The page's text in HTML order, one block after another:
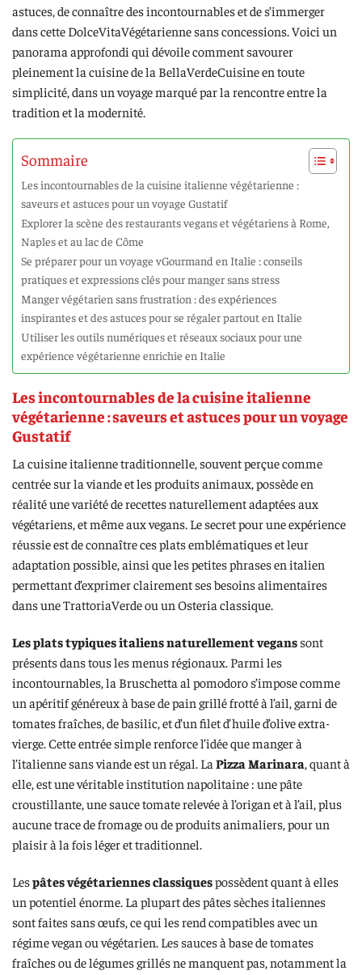
astuces, de connaître des incontournables et de s’immerger
dans cette DolceVitaVégétarienne sans concessions. Voici un
panorama approfondi qui dévoile comment savourer
pleinement la cuisine de la BellaVerdeCuisine en toute
simplicité, dans un voyage marqué par la rencontre entre la
tradition et la modernité.
Sommaire
Les incontournables de la cuisine italienne végétarienne :
saveurs et astuces pour un voyage Gustatif
Explorer la scène des restaurants vegans et végétariens à Rome,
Naples et au lac de Côme
Se préparer pour un voyage vGourmand en Italie : conseils
pratiques et expressions clés pour manger sans stress
Manger végétarien sans frustration : des expériences
inspirantes et des astuces pour se régaler partout en Italie
Utiliser les outils numériques et réseaux sociaux pour une
expérience végétarienne enrichie en Italie
Les incontournables de la cuisine italienne
végétarienne : saveurs et astuces pour un voyage
Gustatif
La cuisine italienne traditionnelle, souvent perçue comme
centrée sur la viande et les produits animaux, possède en
réalité une variété de recettes naturellement adaptées aux
végétariens, et même aux vegans. Le secret pour une expérience
réussie est de connaître ces plats emblématiques et leur
adaptation possible, ainsi que les petites phrases en italien
permettant d’exprimer clairement ses besoins alimentaires
dans une TrattoriaVerde ou un Osteria classique.
Les plats typiques italiens naturellement vegans sont
présents dans tous les menus régionaux. Parmi les
incontournables, la Bruschetta al pomodoro s’impose comme
un apéritif généreux à base de pain grillé frotté à l’ail, garni de
tomates fraîches, de basilic, et d’un filet d’huile d’olive extra-
vierge. Cette entrée simple renforce l’idée que manger à
l’italienne sans viande est un régal. La Pizza Marinara , quant à
elle, est une véritable institution napolitaine : une pâte
croustillante, une sauce tomate relevée à l’origan et à l’ail, plus
aucune trace de fromage ou de produits animaliers, pour un
plaisir à la fois léger et traditionnel.
Lespâtes végétariennes classiquespossèdent quant à elles
un potentiel énorme. La plupart des pâtes sèches italiennes
sont faites sans œufs, ce qui les rend compatibles avec un
régime vegan ou végétarien. Les sauces à base de tomates
fraîches ou de légumes grillés ne manquent pas, notamment la